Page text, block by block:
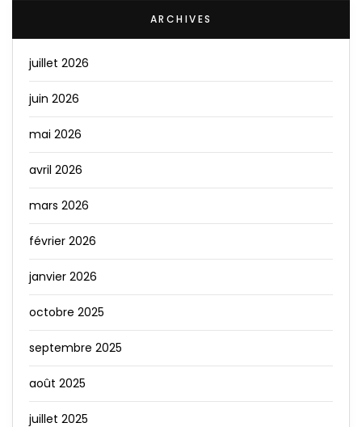
ARCHIVES
juillet 2026
juin 2026
mai 2026
avril 2026
mars 2026
février 2026
janvier 2026
octobre 2025
septembre 2025
août 2025
juillet 2025